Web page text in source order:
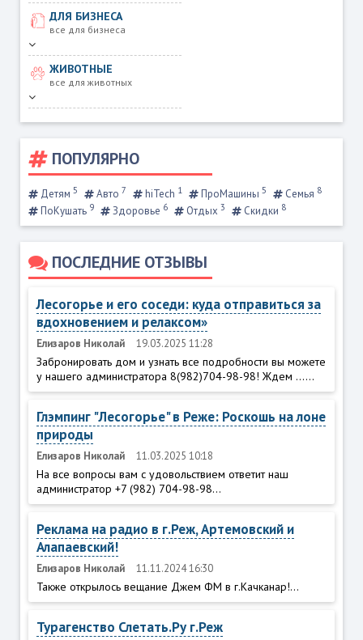
ДЛЯ БИЗНЕСА
все для бизнеса
ЖИВОТНЫЕ
все для животных
ПОПУЛЯРНО
Детям 5 Авто 7 hiTech 1 ПроМашины 5 Семья 8
ПоКушать 9 Здоровье 6 Отдых 3 Скидки 8
ПОСЛЕДНИЕ ОТЗЫВЫ
Лесогорье и его соседи: куда отправиться за
вдохновением и релаксом»
Елизаров Николай 19.03.2025 11:28
Забронировать дом и узнать все подробности вы можете
у нашего администратора 8(982)704-98-98! Ждем ......
Глэмпинг "Лесогорье" в Реже: Роскошь на лоне
природы
Елизаров Николай 11.03.2025 10:18
На все вопросы вам с удовольствием ответит наш
администратор +7 (982) 704-98-98...
Реклама на радио в г.Реж, Артемовский и
Алапаевский!
Елизаров Николай 11.11.2024 16:30
Также открылось вещание Джем ФМ в г.Качканар!...
Турагенство Слетать.Ру г.Реж